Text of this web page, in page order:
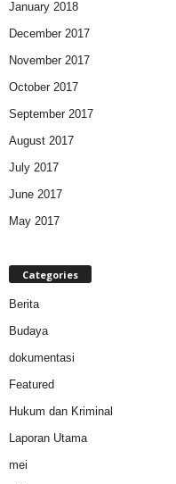
January 2018
December 2017
November 2017
October 2017
September 2017
August 2017
July 2017
June 2017
May 2017
Categories
Berita
Budaya
dokumentasi
Featured
Hukum dan Kriminal
Laporan Utama
mei